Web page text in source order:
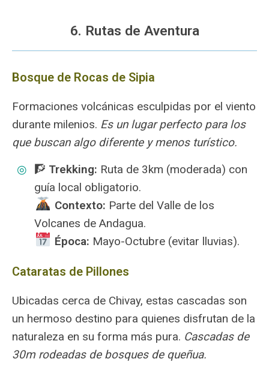
6. Rutas de Aventura
Bosque de Rocas de Sipia
Formaciones volcánicas esculpidas por el viento
durante milenios. Es un lugar perfecto para los
que buscan algo diferente y menos turístico.
🧗 Trekking: Ruta de 3km (moderada) con
guía local obligatorio.
Contexto: Parte del Valle de los
Volcanes de Andagua.
Época: Mayo-Octubre (evitar lluvias).
Cataratas de Pillones
Ubicadas cerca de Chivay, estas cascadas son
un hermoso destino para quienes disfrutan de la
naturaleza en su forma más pura. Cascadas de
30m rodeadas de bosques de queñua.